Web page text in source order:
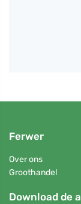
Ferwer
Over ons
Groothandel
Download de